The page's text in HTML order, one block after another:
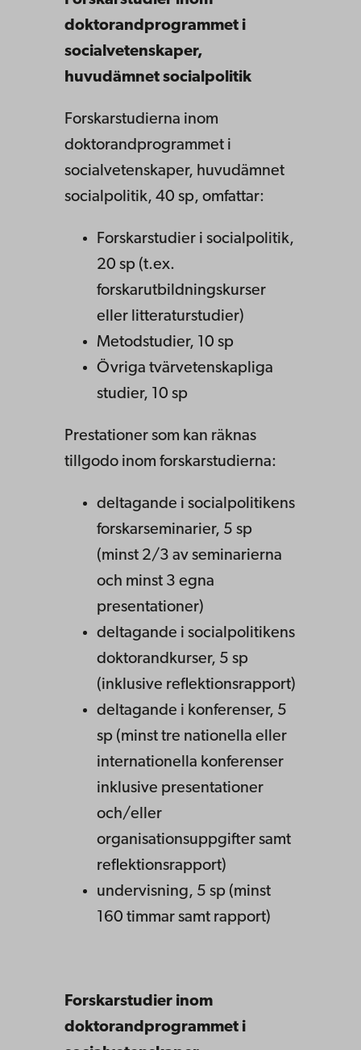
doktorandprogrammet i
socialvetenskaper,
huvudämnet socialpolitik
Forskarstudierna inom
doktorandprogrammet i
socialvetenskaper, huvudämnet
socialpolitik, 40 sp, omfattar:
Forskarstudier i socialpolitik,
20 sp (t.ex.
forskarutbildningskurser
eller litteraturstudier)
Metodstudier, 10 sp
Övriga tvärvetenskapliga
studier, 10 sp
Prestationer som kan räknas
tillgodo inom forskarstudierna:
deltagande i socialpolitikens
forskarseminarier, 5 sp
(minst 2/3 av seminarierna
och minst 3 egna
presentationer)
deltagande i socialpolitikens
doktorandkurser, 5 sp
(inklusive reflektionsrapport)
deltagande i konferenser, 5
sp (minst tre nationella eller
internationella konferenser
inklusive presentationer
och/eller
organisationsuppgifter samt
reflektionsrapport)
undervisning, 5 sp (minst
160 timmar samt rapport)
Forskarstudier inom
doktorandprogrammet i